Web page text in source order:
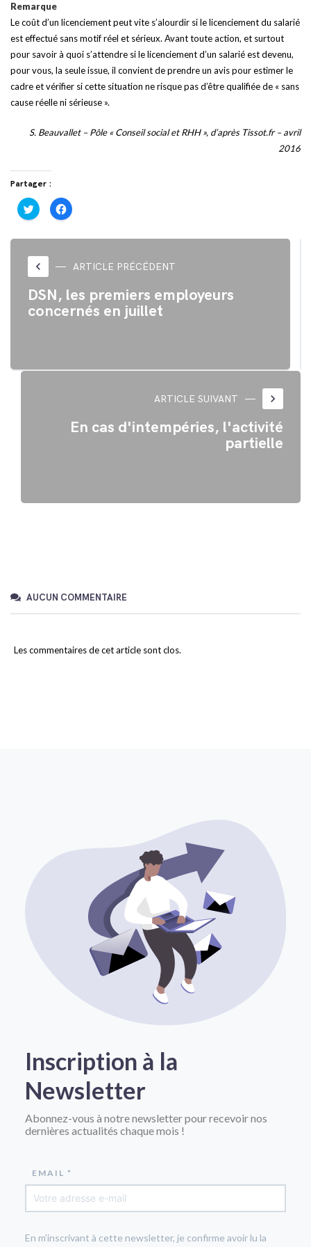
Remarque
Le coût d’un licenciement peut vite s’alourdir si le licenciement du salarié
est effectué sans motif réel et sérieux. Avant toute action, et surtout
pour savoir à quoi s’attendre si le licenciement d’un salarié est devenu,
pour vous, la seule issue, il convient de prendre un avis pour estimer le
cadre et vérifier si cette situation ne risque pas d’être qualifiée de « sans
cause réelle ni sérieuse ».
S. Beauvallet – Pôle « Conseil social et RHH », d’après Tissot.fr – avril
2016
Partager :
Cliquez
pour
partager
Twitter(ouvre
une
nouvelle
fenêtre)
Cliquez
pour
partager
Facebook(ouvre
nouvelle
fenêtre)
keyboard_arrow_left ARTICLE PRÉCÉDENT
DSN, les premiers employeurs
concernés en juillet
ARTICLE SUIVANT keyboard_arrow_right
En cas d'intempéries, l'activité
partielle
AUCUN COMMENTAIRE
Les commentaires de cet article sont clos.
Inscription à la
Newsletter
Abonnez-vous à notre newsletter pour recevoir nos
dernières actualités chaque mois !
EMAIL *
En m'inscrivant à cette newsletter, je confirme avoir lu la